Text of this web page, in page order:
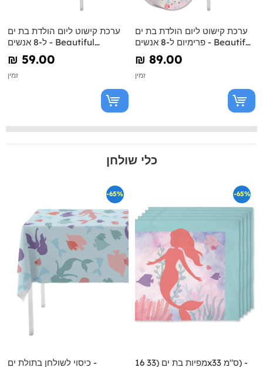
ערכת קישוט ליום הולדת בת ים
ל-8 אנשים - Beautiful
Mermaid
₪‎ 59.00
זמין
ערכת קישוט ליום הולדת בת ים
פרימיום ל-8 אנשים - Beautiful
Mermaid
₪‎ 89.00
זמין
כלי שולחן
-65%
כיסוי לשולחן בתולת ים -
-65%
16 מפיות בת ים (33x33 ס"מ) -